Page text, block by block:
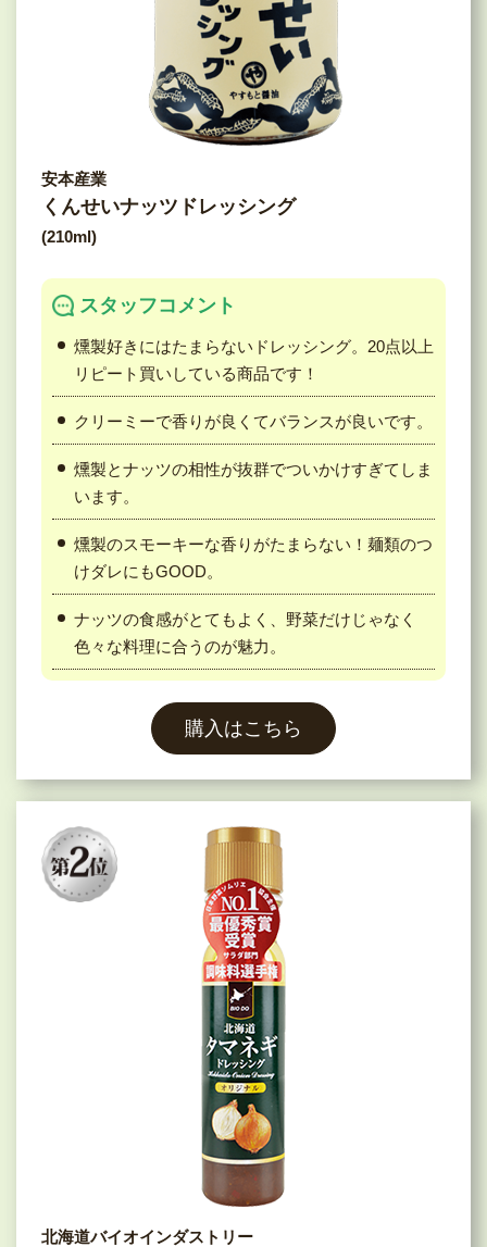
安本産業
くんせいナッツドレッシング
(210ml)
スタッフコメント
燻製好きにはたまらないドレッシング。20点以上
リピート買いしている商品です！
クリーミーで香りが良くてバランスが良いです。
燻製とナッツの相性が抜群でついかけすぎてしま
います。
燻製のスモーキーな香りがたまらない！麺類のつ
けダレにもGOOD。
ナッツの食感がとてもよく、野菜だけじゃなく
色々な料理に合うのが魅力。
購入はこちら
北海道バイオインダストリー